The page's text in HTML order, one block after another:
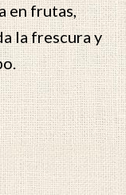
en frutas,
la frescura y